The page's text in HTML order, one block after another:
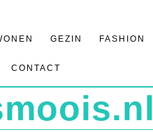
GEZIN FASHION
CONTACT